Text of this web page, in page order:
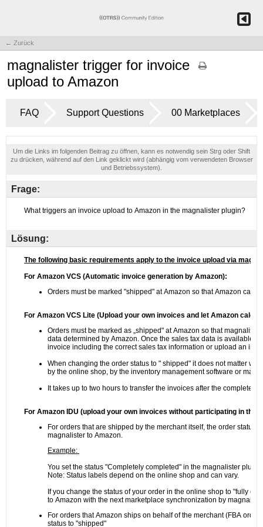
← Zurück
magnalister trigger for invoice
upload to Amazon
FAQ Support Questions 00 Marketplaces
Um die Links im folgenden Beitrag zu öffnen, kann es notwendig sein Strg oder Shift
zu drücken, während auf den Link geklickt wird (abhängig vom verwendeten Browser
und Betriebssystem).
Frage:
Lösung: